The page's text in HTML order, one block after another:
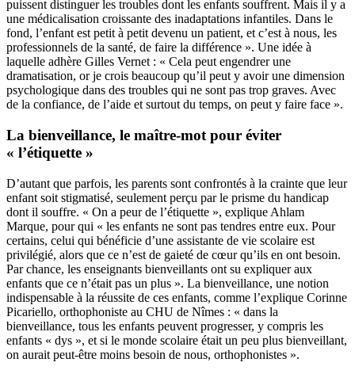
puissent distinguer les troubles dont les enfants souffrent. Mais il y a
une médicalisation croissante des inadaptations infantiles. Dans le
fond, l’enfant est petit à petit devenu un patient, et c’est à nous, les
professionnels de la santé, de faire la différence ». Une idée à
laquelle adhère Gilles Vernet : « Cela peut engendrer une
dramatisation, or je crois beaucoup qu’il peut y avoir une dimension
psychologique dans des troubles qui ne sont pas trop graves. Avec
de la confiance, de l’aide et surtout du temps, on peut y faire face ».
La bienveillance, le maître-mot pour éviter
« l’étiquette »
D’autant que parfois, les parents sont confrontés à la crainte que leur
enfant soit stigmatisé, seulement perçu par le prisme du handicap
dont il souffre. « On a peur de l’étiquette », explique Ahlam
Marque, pour qui « les enfants ne sont pas tendres entre eux. Pour
certains, celui qui bénéficie d’une assistante de vie scolaire est
privilégié, alors que ce n’est de gaieté de cœur qu’ils en ont besoin.
Par chance, les enseignants bienveillants ont su expliquer aux
enfants que ce n’était pas un plus ». La bienveillance, une notion
indispensable à la réussite de ces enfants, comme l’explique Corinne
Picariello, orthophoniste au CHU de Nîmes : « dans la
bienveillance, tous les enfants peuvent progresser, y compris les
enfants « dys », et si le monde scolaire était un peu plus bienveillant,
on aurait peut-être moins besoin de nous, orthophonistes ».